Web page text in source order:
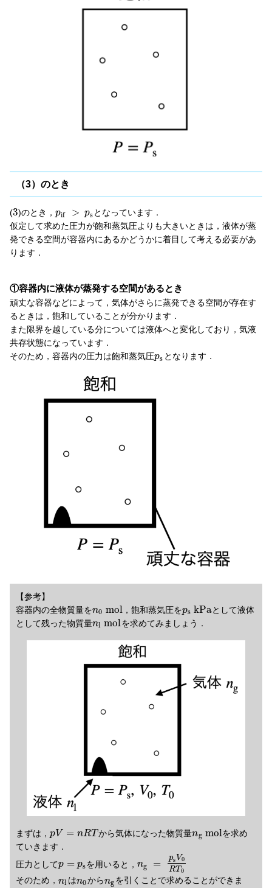
（3）のとき
(3)のとき，pif > ps となっています．
仮定して求めた圧力が飽和蒸気圧よりも大きいときは，液体が蒸
発できる空間が容器内にあるかどうかに着目して考える必要があ
ります．
①容器内に液体が蒸発する空間があるとき
頑丈な容器などによって，気体がさらに蒸発できる空間が存在す
るときは，飽和していることが分かります．
また限界を越している分については液体へと変化しており，気液
共存状態になっています．
そのため，容器内の圧力は飽和蒸気圧ps となります．
【参考】
容器内の全物質量をn0 mol ，飽和蒸気圧をps kPaとして液体
として残った物質量nl molを求めてみましょう．
まずは， pV = nRT から気体になった物質量ng molを求め
ていきます．
圧力としてp = psを用いると， ng =
ps V0
RT0
そのため， nl はn0からng を引くことで求めることができま